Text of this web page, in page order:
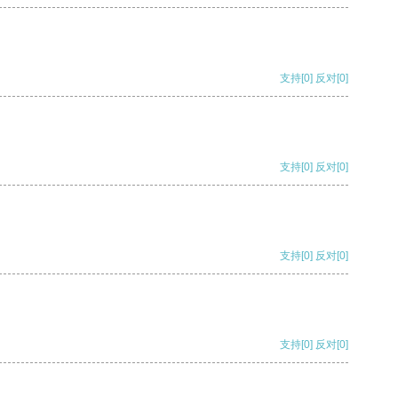
支持[0] 反对[0]
支持[0] 反对[0]
支持[0] 反对[0]
支持[0] 反对[0]